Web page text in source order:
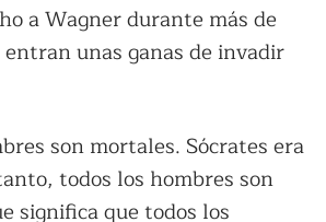
a Wagner durante más de
unas ganas de invadir
son mortales. Sócrates era
todos los hombres son
significa que todos los